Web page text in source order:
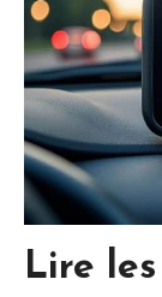
Lire